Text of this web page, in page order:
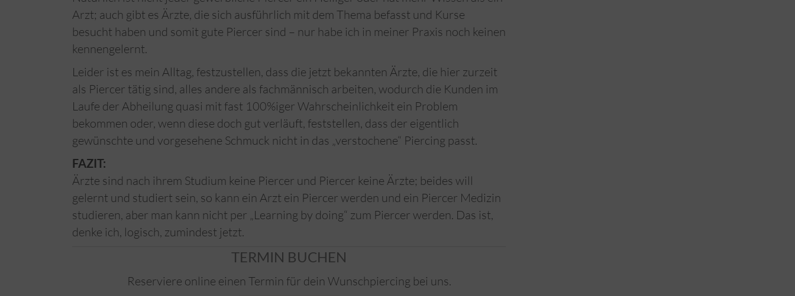
Arzt; auch gibt es Ärzte, die sich ausführlich mit dem Thema befasst und Kurse
besucht haben und somit gute Piercer sind – nur habe ich in meiner Praxis noch keinen
kennengelernt.
Leider ist es mein Alltag, festzustellen, dass die jetzt bekannten Ärzte, die hier zurzeit
als Piercer tätig sind, alles andere als fachmännisch arbeiten, wodurch die Kunden im
Laufe der Abheilung quasi mit fast 100%iger Wahrscheinlichkeit ein Problem
bekommen oder, wenn diese doch gut verläuft, feststellen, dass der eigentlich
gewünschte und vorgesehene Schmuck nicht in das „verstochene“ Piercing passt.
FAZIT:
Ärzte sind nach ihrem Studium keine Piercer und Piercer keine Ärzte; beides will
gelernt und studiert sein, so kann ein Arzt ein Piercer werden und ein Piercer Medizin
studieren, aber man kann nicht per „Learning by doing“ zum Piercer werden. Das ist,
denke ich, logisch, zumindest jetzt.
TERMIN BUCHEN
Reserviere online einen Termin für dein Wunschpiercing bei uns.